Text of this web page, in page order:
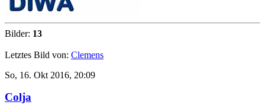
Bilder: 13
Letztes Bild von: Clemens
So, 16. Okt 2016, 20:09
Colja